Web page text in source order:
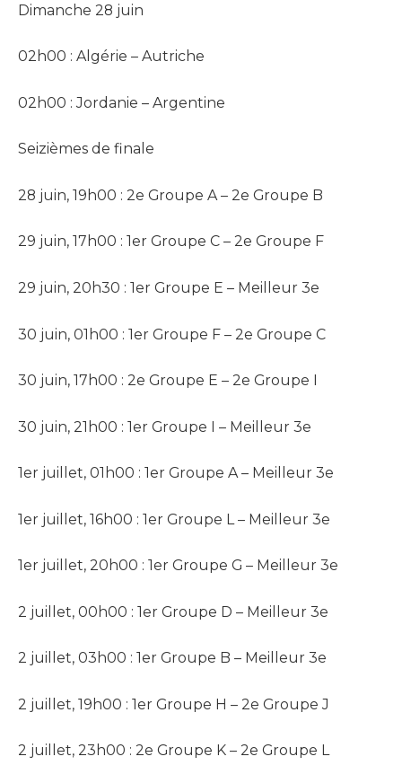
Dimanche 28 juin
02h00 : Algérie – Autriche
02h00 : Jordanie – Argentine
Seizièmes de finale
28 juin, 19h00 : 2e Groupe A – 2e Groupe B
29 juin, 17h00 : 1er Groupe C – 2e Groupe F
29 juin, 20h30 : 1er Groupe E – Meilleur 3e
30 juin, 01h00 : 1er Groupe F – 2e Groupe C
30 juin, 17h00 : 2e Groupe E – 2e Groupe I
30 juin, 21h00 : 1er Groupe I – Meilleur 3e
1er juillet, 01h00 : 1er Groupe A – Meilleur 3e
1er juillet, 16h00 : 1er Groupe L – Meilleur 3e
1er juillet, 20h00 : 1er Groupe G – Meilleur 3e
2 juillet, 00h00 : 1er Groupe D – Meilleur 3e
2 juillet, 03h00 : 1er Groupe B – Meilleur 3e
2 juillet, 19h00 : 1er Groupe H – 2e Groupe J
2 juillet, 23h00 : 2e Groupe K – 2e Groupe L